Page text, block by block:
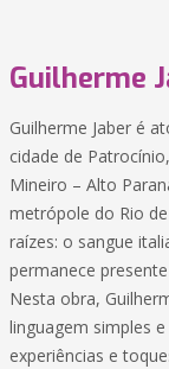
Guilherme
Guilherme Jaber é
cidade de
Mineiro – Alto
metrópole do Rio
raízes: o sangue
permanece
Nesta obra,
linguagem simples
experiências e